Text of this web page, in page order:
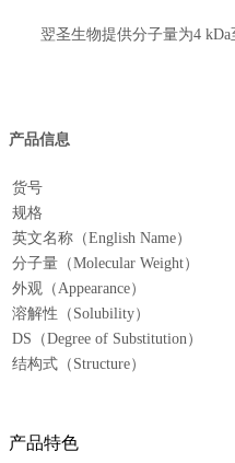
翌圣生物提供分子量为4 kDa
产品信息
货号
规格
英文名称（English Name）
分子量（Molecular Weight）
外观（Appearance）
溶解性（Solubility）
DS（Degree of Substitution）
结构式（Structure）
产品特色